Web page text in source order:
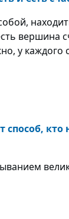
вершина
у каждого
способ,